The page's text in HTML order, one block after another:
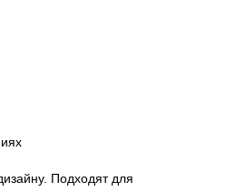
Подходят для